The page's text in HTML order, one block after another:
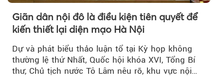
Giãn dân nội đô là điều kiện tiên quyết để
kiến thiết lại diện mạo Hà Nội
Dự và phát biểu thảo luận tổ tại Kỳ họp không
thường lệ thứ Nhất, Quốc hội khóa XVI, Tổng Bí
thư, Chủ tịch nước Tô Lâm nêu rõ, khu vực nội